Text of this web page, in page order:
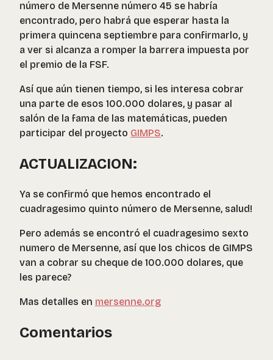
número de Mersenne número 45 se habría
encontrado, pero habrá que esperar hasta la
primera quincena septiembre para confirmarlo, y
a ver si alcanza a romper la barrera impuesta por
el premio de la FSF.
Así que aún tienen tiempo, si les interesa cobrar
una parte de esos 100.000 dolares, y pasar al
salón de la fama de las matemáticas, pueden
participar del proyecto GIMPS.
ACTUALIZACION:
Ya se confirmó que hemos encontrado el
cuadragesimo quinto número de Mersenne, salud!
Pero además se encontró el cuadragesimo sexto
numero de Mersenne, así que los chicos de GIMPS
van a cobrar su cheque de 100.000 dolares, que
les parece?
Mas detalles en mersenne.org
Comentarios